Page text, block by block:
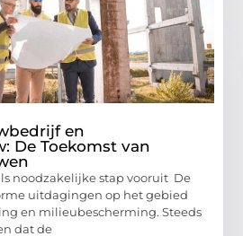
en
De Toekomst van
noodzakelijke stap vooruit De
uitdagingen op het gebied
en milieubescherming. Steeds
dat de